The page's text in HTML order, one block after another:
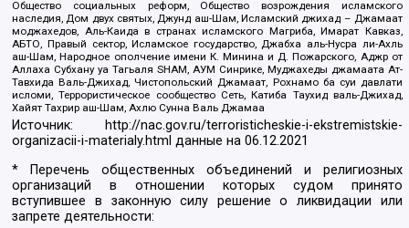
Общество социальных реформ, Общество возрождения исламского
наследия, Дом двух святых, Джунд аш-Шам, Исламский джихад – Джамаат
моджахедов, Аль-Каида в странах исламского Магриба, Имарат Кавказ,
АБТО, Правый сектор, Исламское государство, Джабха аль-Нусра ли-Ахль
аш-Шам, Народное ополчение имени К. Минина и Д. Пожарского, Аджр от
Аллаха Субхану уа Тагьаля SHAM, АУМ Синрике, Муджахеды джамаата Ат-
Тавхида Валь-Джихад, Чистопольский Джамаат, Рохнамо ба суи давлати
исломи, Террористическое сообщество Сеть, Катиба Таухид валь-Джихад,
Хайят Тахрир аш-Шам, Ахлю Сунна Валь Джамаа
Источник:
http://nac.gov.ru/terroristicheskie-i-ekstremistskie-
organizacii-i-materialy.html данные на06.12.2021
* Перечень общественных объединений и религиозных
организаций в отношении которых судом принято
вступившее в законную силу решение о ликвидации или
запрете деятельности: